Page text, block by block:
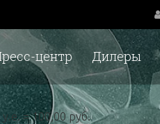
Дилеры
центр
у.е. = 100,00 руб.